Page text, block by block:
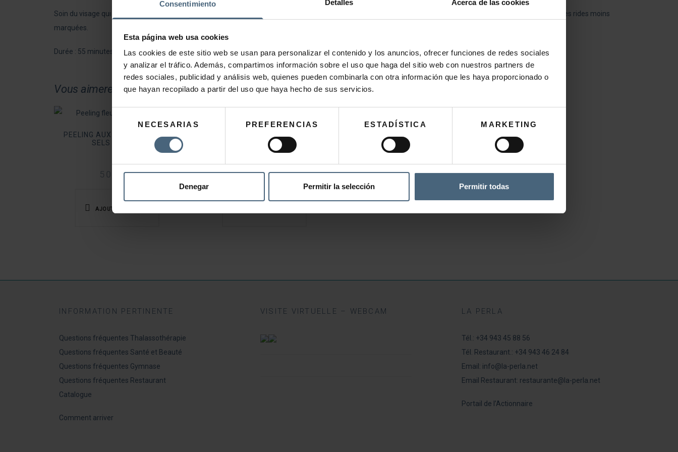
Consentimiento Detalles Acerca de las cookies
Esta página web usa cookies
Las cookies de este sitio web se usan para personalizar el contenido y los anuncios, ofrecer funciones de redes sociales
y analizar el tráfico. Además, compartimos información sobre el uso que haga del sitio web con nuestros partners de
redes sociales, publicidad y análisis web, quienes pueden combinarla con otra información que les haya proporcionado o
que hayan recopilado a partir del uso que haya hecho de sus servicios.
consentimiento
NECESARIAS PREFERENCIAS ESTADÍSTICA MARKETING
Denegar Permitir la selección Permitir todas
Soin du visage qui atténue les rides d’expression et maintient la densité de la peau.
À base d’acide hyaluronique, ce soin retient l’eau, le teint est plus lumineux et les rides moins
marquées.
Durée : 55 minutes.
Vous aimerez peut-être aussi…
PEELING AUX FLEURS ET AUX
SELS MARINS
50,00€
AJOUTER AU PANIER
MARINE
152,00€
INFORMATION PERTINENTE
Questions fréquentes Thalassothérapie
Questions fréquentes Santé et Beauté
Questions fréquentes Gymnase
Questions fréquentes Restaurant
Catalogue
Comment arriver
VISITE VIRTUELLE – WEBCAM LA PERLA
Tél.: +34 943 45 88 56
Tél. Restaurant.: +34 943 46 24 84
Email: info@la-perla.net
Email Restaurant: restaurante@la-perla.net
Portail de l’Actionnaire